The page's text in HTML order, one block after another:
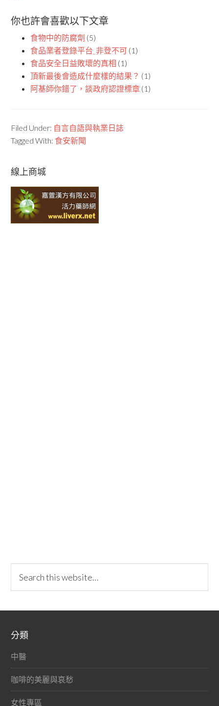
你也許會喜歡以下文章
食物中的防腐劑 (5)
食品業者登錄平台_非登不可 (1)
食品安全日益敗壞的真相 (1)
頂新最後會造成什麼樣的結果？ (1)
阿基師你錯了，談政府認證標章 (1)
Filed Under: 自言自語與執業日誌
Tagged With: 食安新聞
線上商城
分類
中醫
咖啡的美麗與哀愁
女性專區